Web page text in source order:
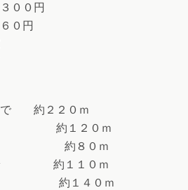
０円
０円
で 約２２０ｍ
約１２０ｍ
８０ｍ
約１１０ｍ
１４０ｍ